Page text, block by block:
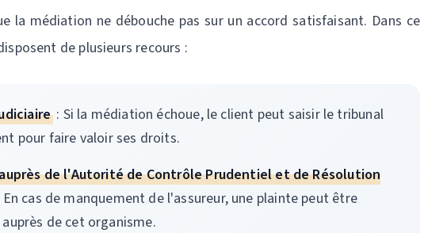
la médiation ne débouche pas sur un accord satisfaisant. Dans ce
de plusieurs recours :
: Si la médiation échoue, le client peut saisir le tribunal
pour faire valoir ses droits.
de l'Autorité de Contrôle Prudentiel et de Résolution
En cas de manquement de l'assureur, une plainte peut être
de cet organisme.